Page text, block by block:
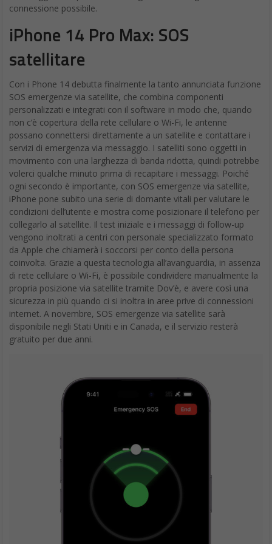
connessione possibile.
iPhone 14 Pro Max: SOS
satellitare
Con i Phone 14 debutta finalmente la tanto annunciata funzione
SOS emergenze via satellite, che combina componenti
personalizzati e integrati con il software in modo che, quando
non c’è copertura della rete cellulare o Wi-Fi, le antenne
possano connettersi direttamente a un satellite e contattare i
servizi di emergenza via messaggio. I satelliti sono oggetti in
movimento con una larghezza di banda ridotta, quindi potrebbe
volerci qualche minuto prima di recapitare i messaggi. Poiché
ogni secondo è importante, con SOS emergenze via satellite,
iPhone pone subito una serie di domante vitali per valutare le
condizioni dell’utente e mostra come posizionare il telefono per
collegarlo al satellite. Il test iniziale e i messaggi di follow-up
vengono inoltrati a centri con personale specializzato formato
da Apple che chiamerà i soccorsi per conto della persona
coinvolta. Grazie a questa tecnologia all’avanguardia, in assenza
di rete cellulare o Wi-Fi, è possibile condividere manualmente la
propria posizione via satellite tramite Dov’è, e avere così una
sicurezza in più quando ci si inoltra in aree prive di connessioni
internet. A novembre, SOS emergenze via satellite sarà
disponibile negli Stati Uniti e in Canada, e il servizio resterà
gratuito per due anni.